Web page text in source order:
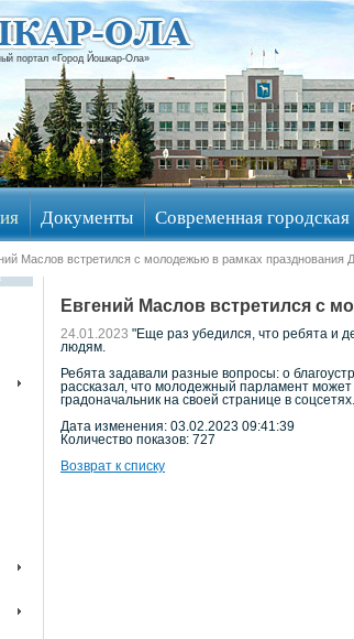
портал «Город Йошкар-Ола»
Документы Современная городская
Маслов встретился с молодежью в рамках празднования
Евгений Маслов встретился с
24.01.2023 "Еще раз убедился, что ребята и
людям.
Ребята задавали разные вопросы: о
рассказал, что молодежный парламент может
градоначальник на своей странице в соцсетях.
Дата изменения: 03.02.2023 09:41:39
Количество показов: 727
Возврат к списку